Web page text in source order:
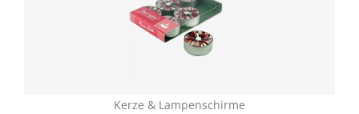
Kerze & Lampenschirme